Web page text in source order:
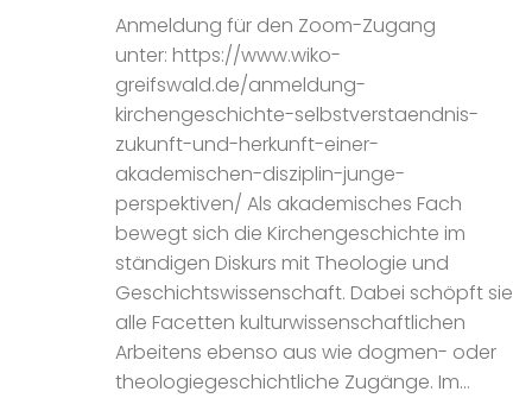
Anmeldung für den Zoom-Zugang
unter: https://www.wiko-
greifswald.de/anmeldung-
kirchengeschichte-selbstverstaendnis-
zukunft-und-herkunft-einer-
akademischen-disziplin-junge-
perspektiven/ Als akademisches Fach
bewegt sich die Kirchengeschichte im
ständigen Diskurs mit Theologie und
Geschichtswissenschaft. Dabei schöpft sie
alle Facetten kulturwissenschaftlichen
Arbeitens ebenso aus wie dogmen- oder
theologiegeschichtliche Zugänge. Im...